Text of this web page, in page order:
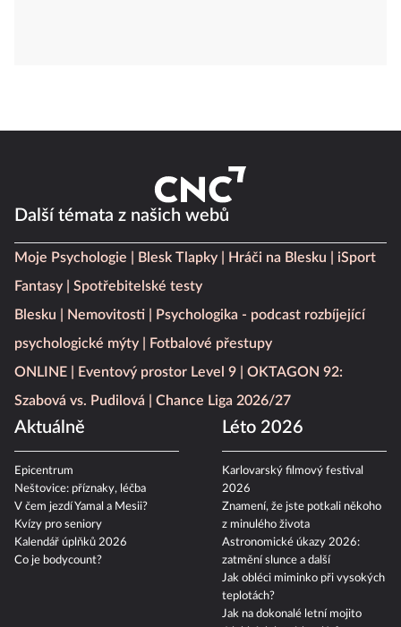
Další témata z našich webů
Moje Psychologie Blesk Tlapky Hráči na Blesku
iSport
Fantasy
Spotřebitelské testy
Blesku
Nemovitosti
Psychologika - podcast rozbíjející
psychologické mýty
Fotbalové přestupy
ONLINE
Eventový prostor Level 9
OKTAGON 92:
Szabová vs. Pudilová
Chance Liga 2026/27
Aktuálně
Epicentrum
Neštovice: příznaky, léčba
V čem jezdí Yamal a Mesii?
Kvízy pro seniory
Kalendář úplňků 2026
Co je bodycount?
Léto 2026
Karlovarský filmový festival
2026
Znamení, že jste potkali někoho
z minulého života
Astronomické úkazy 2026:
zatmění slunce a další
Jak obléci miminko při vysokých
teplotách?
Jak na dokonalé letní mojito